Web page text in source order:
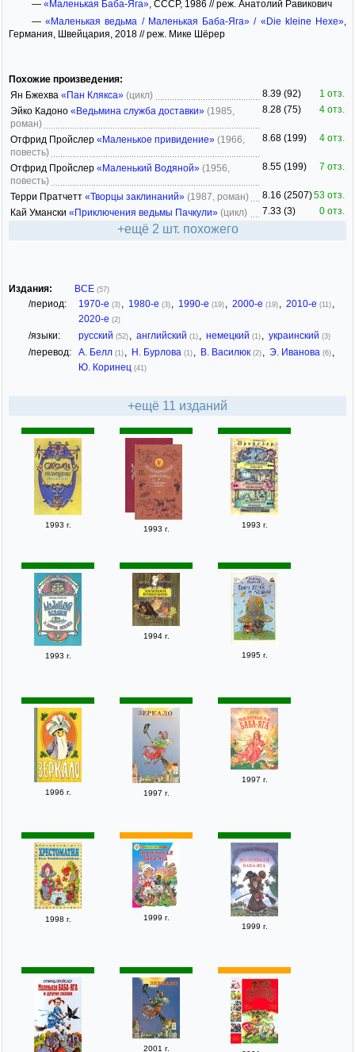
— «Маленькая Баба-Яга», СССР, 1986 // реж. Анатолий Равикович
—«Маленькая ведьма / Маленькая Баба-Яга» / «Die kleine Hexe»
Германия, Швейцария, 2018 // реж. Мике Шёрер
Похожие произведения:
Ян Бжехва «Пан Клякса» (цикл) 8.39 (92)
1 отз.
Эйко Кадоно «Ведьмина служба доставки» (1985,
роман)
8.28 (75) 4 отз.
Отфрид Пройслер «Маленькое привидение» (1966,
повесть)
8.68 (199) 4 отз.
Отфрид Пройслер «Маленький Водяной» (1956,
повесть)
8.55 (199) 7 отз.
Терри Пратчетт «Творцы заклинаний» (1987, роман) 8.16 (2507)53 отз.
Кай Умански «Приключения ведьмы Пачкули» (цикл) 7.33 (3) 0 отз.
+ещё 2 шт. похожего
Издания: ВСЕ (57)
/период: 1970-е (3) , 1980-е (3) , 1990-е (19) , 2000-е (19) , 2010-е (11) ,
2020-е (2)
/языки: русский (52) , английский (1) , немецкий (1) , украинский (3)
/перевод: А. Белл (1) , Н. Бурлова (1) , В. Василюк (2) , Э. Иванова (6) ,
Ю. Коринец (41)
+ещё 11 изданий
1993 г. 1993 г. 1993 г.
1993 г.
1994 г.
1995 г.
1996 г. 1997 г.
1997 г.
1998 г.
1999 г.
1999 г.
2001 г.